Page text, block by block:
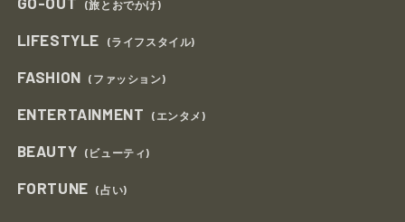
(旅とおでかけ)
LIFESTYLE (ライフスタイル)
FASHION (ファッション)
ENTERTAINMENT (エンタメ)
BEAUTY (ビューティ)
FORTUNE (占い)